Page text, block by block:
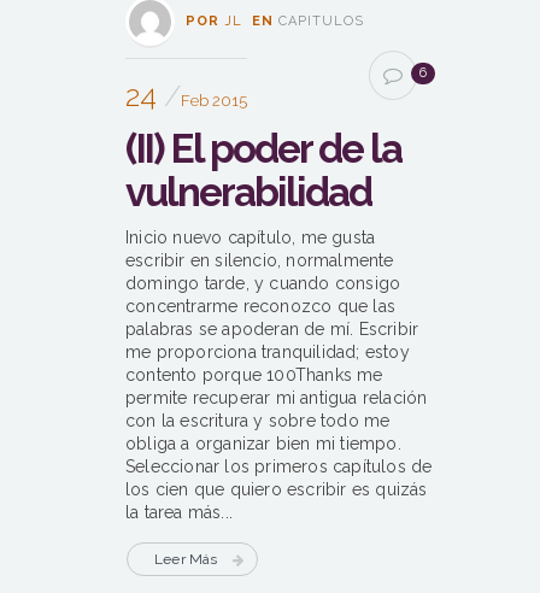
POR JL EN CAPITULOS
24 Feb 2015
6
(II) El poder de la
vulnerabilidad
Inicio nuevo capítulo, me gusta
escribir en silencio, normalmente
domingo tarde, y cuando consigo
concentrarme reconozco que las
palabras se apoderan de mí. Escribir
me proporciona tranquilidad; estoy
contento porque 100Thanks me
permite recuperar mi antigua relación
con la escritura y sobre todo me
obliga a organizar bien mi tiempo.
Seleccionar los primeros capítulos de
los cien que quiero escribir es quizás
la tarea más...
Leer Más